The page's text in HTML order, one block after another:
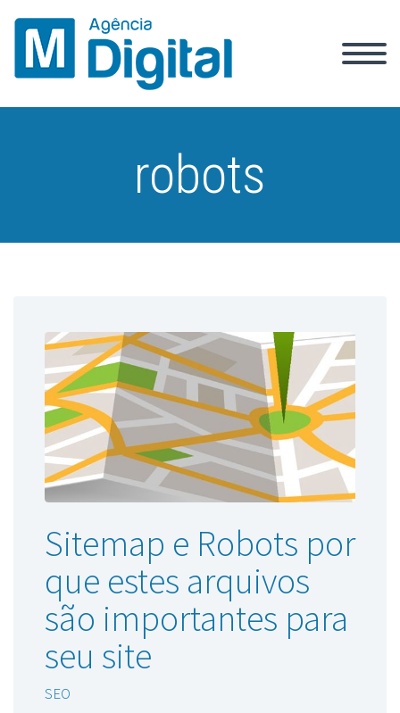
robots
Sitemap e Robots por
que estes arquivos
são importantes para
seu site
SEO